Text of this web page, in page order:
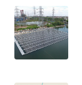
WN
KALTIM
WN